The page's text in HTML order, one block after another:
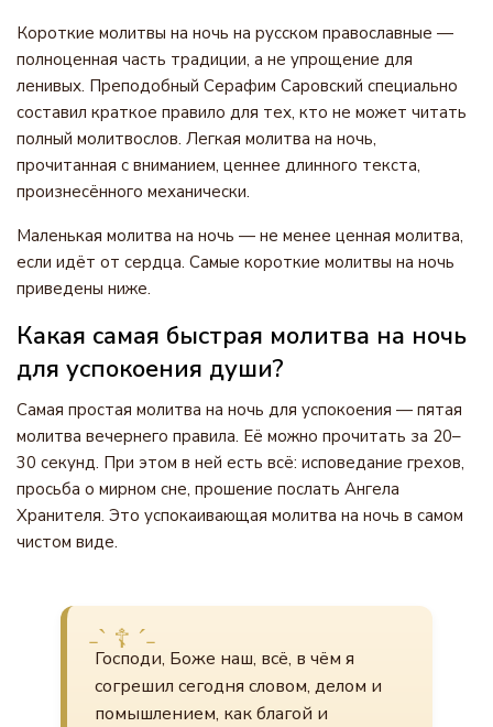
Короткие молитвы на ночь на русском православные —
полноценная часть традиции, а не упрощение для
ленивых. Преподобный Серафим Саровский специально
составил краткое правило для тех, кто не может читать
полный молитвослов. Легкая молитва на ночь,
прочитанная с вниманием, ценнее длинного текста,
произнесённого механически.
Маленькая молитва на ночь — не менее ценная молитва,
если идёт от сердца. Самые короткие молитвы на ночь
приведены ниже.
Какая самая быстрая молитва на ночь
для успокоения души?
Самая простая молитва на ночь для успокоения — пятая
молитва вечернего правила. Её можно прочитать за 20–
30 секунд. При этом в ней есть всё: исповедание грехов,
просьба о мирном сне, прошение послать Ангела
Хранителя. Это успокаивающая молитва на ночь в самом
чистом виде.
Господи, Боже наш, всё, в чём я
согрешил сегодня словом, делом и
помышлением, как благой и